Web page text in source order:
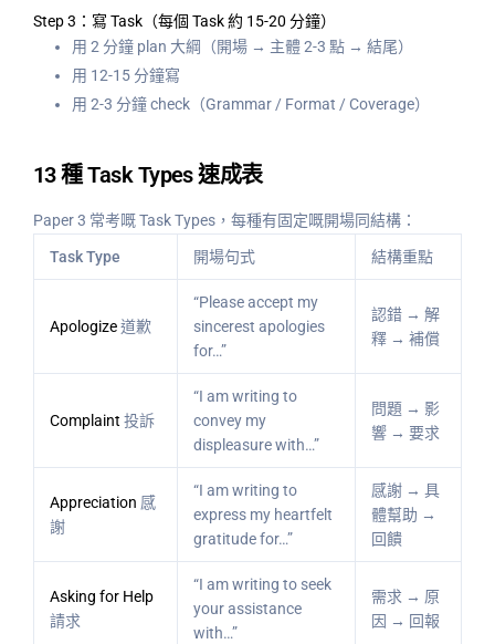
Step 3：寫 Task（每個 Task 約 15-20 分鐘）
用 2 分鐘 plan 大綱（開場 → 主體 2-3 點 → 結尾）
用 12-15 分鐘寫
用 2-3 分鐘 check（Grammar / Format / Coverage）
13 種 Task Types 速成表
Paper 3 常考嘅 Task Types，每種有固定嘅開場同結構：
Task Type 開場句式 結構重點
Apologize道歉
“Please accept my
sincerest apologies
for…”
認錯 → 解
釋 → 補償
Complaint 投訴
“I am writing to
convey my
displeasure with…”
問題 → 影
響 → 要求
Appreciation 感
謝
“I am writing to
express my heartfelt
gratitude for…”
感謝 → 具
體幫助 →
回饋
Asking for Help
請求
“I am writing to seek
your assistance
with…”
需求 → 原
因 → 回報